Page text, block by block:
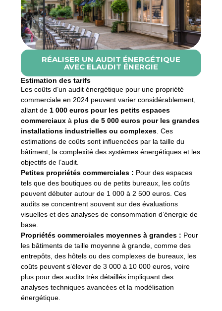
RÉALISER UN AUDIT ÉNERGÉTIQUE
AVEC ELAUDIT ÉNERGIE
Estimation des tarifs
Les coûts d’un audit énergétique pour une propriété
commerciale en 2024 peuvent varier considérablement,
allant de 1 000 euros pour les petits espaces
commerciaux à plus de 5 000 euros pour les grandes
installations industrielles ou complexes . Ces
estimations de coûts sont influencées par la taille du
bâtiment, la complexité des systèmes énergétiques et les
objectifs de l’audit.
Petites propriétés commerciales : Pour des espaces
tels que des boutiques ou de petits bureaux, les coûts
peuvent débuter autour de 1 000 à 2 500 euros. Ces
audits se concentrent souvent sur des évaluations
visuelles et des analyses de consommation d’énergie de
base.
Propriétés commerciales moyennes à grandes : Pour
les bâtiments de taille moyenne à grande, comme des
entrepôts, des hôtels ou des complexes de bureaux, les
coûts peuvent s’élever de 3 000 à 10 000 euros, voire
plus pour des audits très détaillés impliquant des
analyses techniques avancées et la modélisation
énergétique.